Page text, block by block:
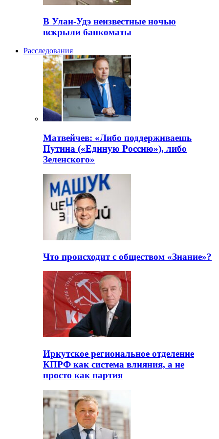
В Улан-Удэ неизвестные ночью
вскрыли банкоматы
Расследования
Матвейчев: «Либо поддерживаешь
Путина («Единую Россию»), либо
Зеленского»
Что происходит с обществом «Знание»?
Иркутское региональное отделение
КПРФ как система влияния, а не
просто как партия